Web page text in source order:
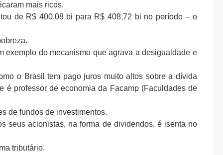
mais ricos.
de R$ 400,08 bi para R$ 408,72 bi no período – o
exemplo do mecanismo que agrava a desigualdade e
o Brasil tem pago juros muito altos sobre a dívida
é professor de economia da Facamp (Faculdades de
de fundos de investimentos.
seus acionistas, na forma de dividendos, é isenta no
tributário.